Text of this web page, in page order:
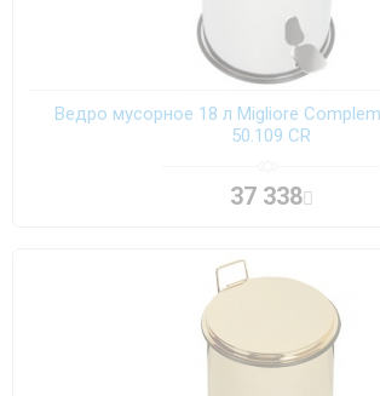
Ведро мусорное 18 л Migliore
50.109 CR
37 338